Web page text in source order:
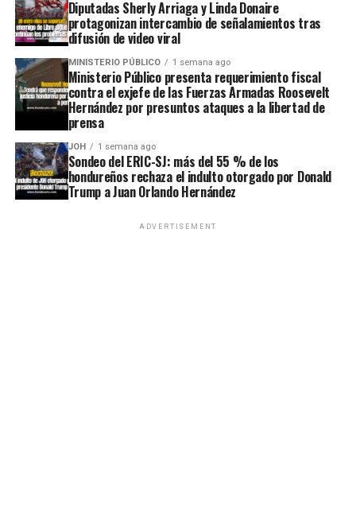
Diputadas Sherly Arriaga y Linda Donaire
protagonizan intercambio de señalamientos tras
difusión de video viral
MINISTERIO PÚBLICO 1 semana ago
Ministerio Público presenta requerimiento fiscal
contra el exjefe de las Fuerzas Armadas Roosevelt
Hernández por presuntos ataques a la libertad de
prensa
JOH 1 semana ago
Sondeo del ERIC-SJ: más del 55 % de los
hondureños rechaza el indulto otorgado por Donald
Trump a Juan Orlando Hernández
ADVERTISEMENT